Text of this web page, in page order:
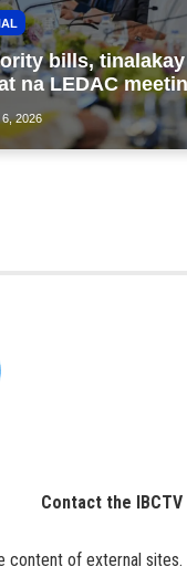
bills,
na LEDAC
ni PBBM
2026
Contact the IBCTV
of external